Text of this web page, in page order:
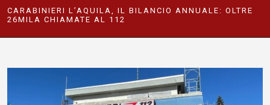
CARABINIERI L’AQUILA, IL BILANCIO ANNUALE: OLTRE
26MILA CHIAMATE AL 112